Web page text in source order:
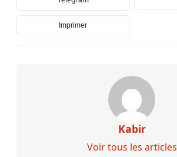
Imprimer
Kabir
Voir tous les articles